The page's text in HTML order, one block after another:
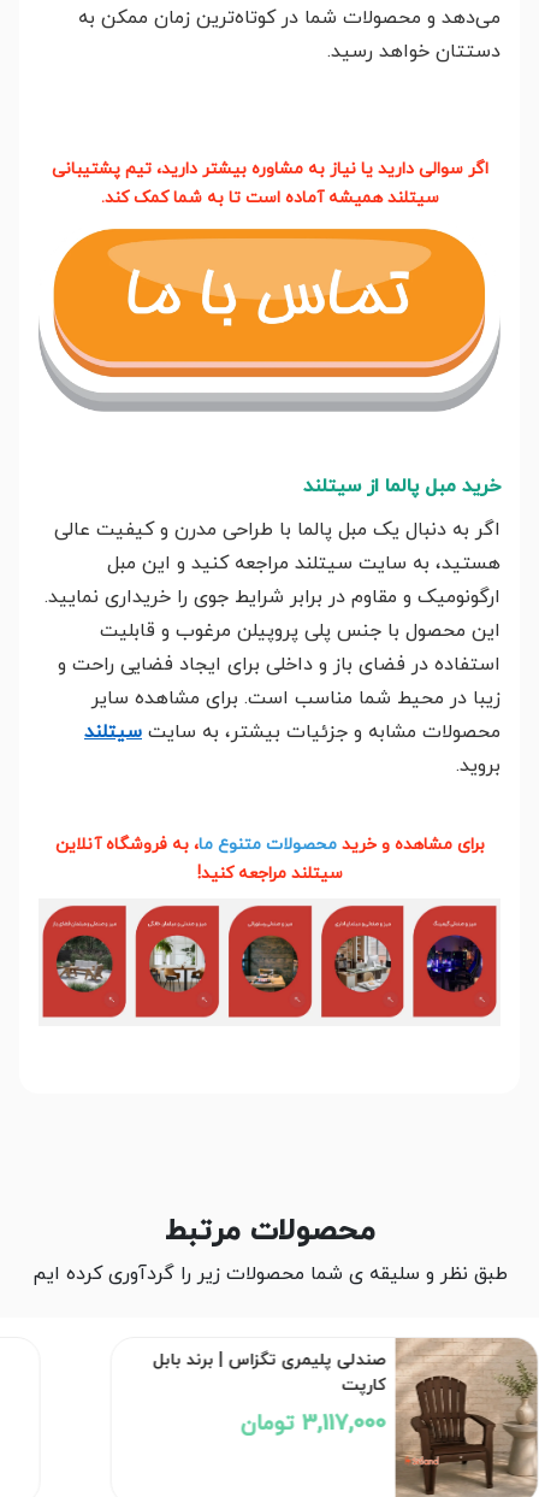
می‌دهد و محصولات شما در کوتاه‌ترین زمان ممکن به
دستتان خواهد رسید.
اگر سوالی دارید یا نیاز به مشاوره بیشتر دارید، تیم پشتیبانی
سیتلند همیشه آماده است تا به شما کمک کند.
خرید مبل پالما از سیتلند
اگر به دنبال یک مبل پالما با طراحی مدرن و کیفیت عالی
هستید، به سایت سیتلند مراجعه کنید و این مبل
ارگونومیک و مقاوم در برابر شرایط جوی را خریداری نمایید.
این محصول با جنس پلی پروپیلن مرغوب و قابلیت
استفاده در فضای باز و داخلی برای ایجاد فضایی راحت و
زیبا در محیط شما مناسب است. برای مشاهده سایر
محصولات مشابه و جزئیات بیشتر، به سایت سیتلند
بروید.
برای مشاهده و خرید محصولات متنوع ما، به فروشگاه آنلاین
سیتلند مراجعه کنید!
محصولات مرتبط
طبق نظر و سلیقه ی شما محصولات زیر را گردآوری کرده ایم
صندلی پلیمری تگزاس | برند بابل
کارپت
3,117,000 تومان